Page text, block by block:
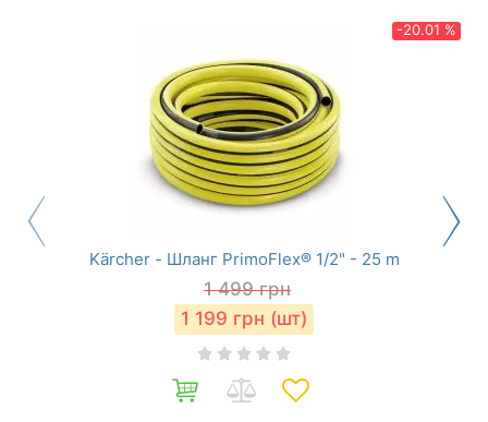
-20.01 %
Kärcher - Шланг PrimoFlex® 1/2" - 25 m
1 499 грн
1 199 грн (шт)